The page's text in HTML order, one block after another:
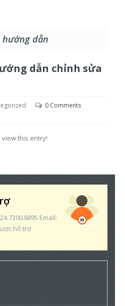
hướng dẫn
dẫn chỉnh sửa
0 Comments
this entry!
Email:
hỗ trợ